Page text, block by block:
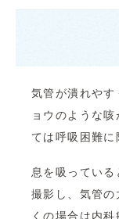
気管が潰れや
ョウのような
ては呼吸困難に
息を吸ってい
撮影し、気管
くの場合は内